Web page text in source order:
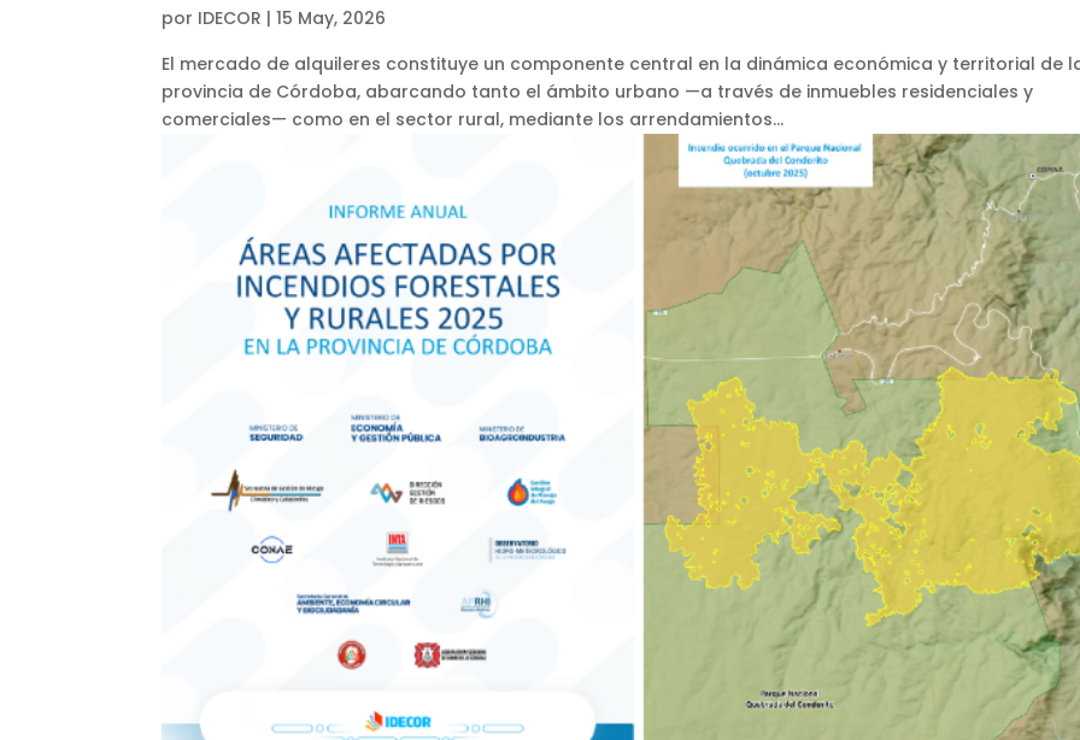
por IDECOR |15 May, 2026
El mercado de alquileres constituye un componente central en la dinámica económica y territorial de
provincia de Córdoba, abarcando tanto el ámbito urbano —a través de inmuebles residenciales y
comerciales— como en el sector rural, mediante los arrendamientos...